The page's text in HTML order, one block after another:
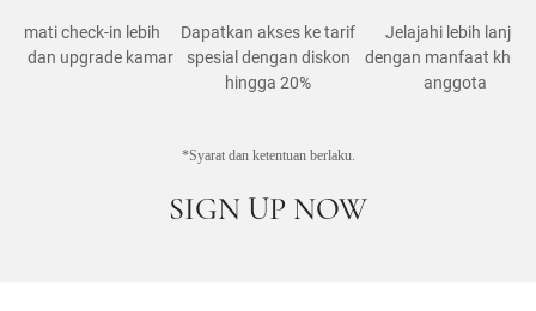
Nikmati check-in lebih
dan upgrade kamar
Dapatkan akses ke tarif
spesial dengan diskon
hingga 20%
Jelajahi lebih lanjut
dengan manfaat
anggota
*Syarat dan ketentuan berlaku.
SIGN UP NOW